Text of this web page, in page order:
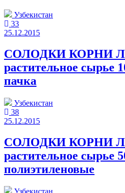
Узбекистан
33
25.12.2015
СОЛОДКИ КОРНИ
растительное сырье
пачка
Узбекистан
38
25.12.2015
СОЛОДКИ КОРНИ
растительное сырье
полиэтиленовые
Узбекистан